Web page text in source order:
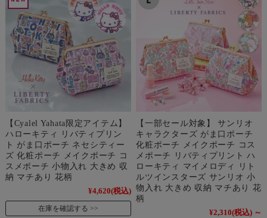
【Cyalel Yahata限定アイテム】
ハローキティ リバティプリン
ト がま口ポーチ ネセシティー
ズ 化粧ポーチ メイクポーチ コ
スメポーチ 小物入れ 大きめ 収
納 マチあり 花柄
¥4,620(税込)
在庫を確認する
【一部セール対象】 サンリオ
キャラクターズ がま口ポーチ
化粧ポーチ メイクポーチ コス
メポーチ リバティプリント ハ
ローキティ マイメロディ リト
ルツインスターズ サンリオ 小
物入れ 大きめ 収納 マチあり 花
柄
¥2,310(税込) ～